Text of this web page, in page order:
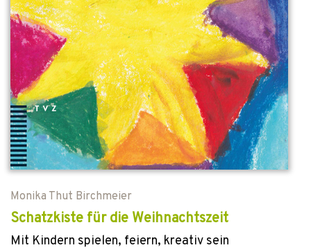
Monika Thut Birchmeier
Schatzkiste für die Weihnachtszeit
Mit Kindern spielen, feiern, kreativ sein